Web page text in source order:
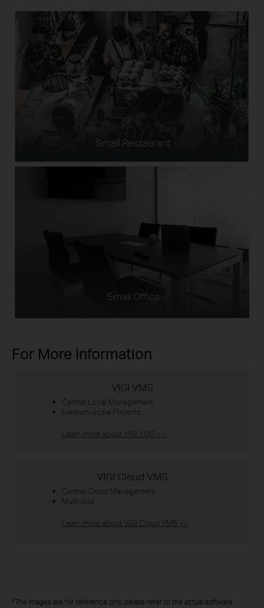
Small Restaurant
Small Office
For More Information
VIGI VMS
Central Local Management
Medium-scale Projects
Learn more about VIGI VMS >>
VIGI Cloud VMS
Central Cloud Management
Multi-Site
Learn more about VIGI Cloud VMS >>
*The images are for reference only, please refer to the actual software